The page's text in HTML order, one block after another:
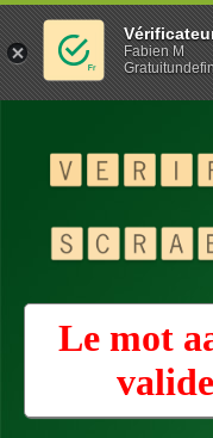
Le mot
Fabien M